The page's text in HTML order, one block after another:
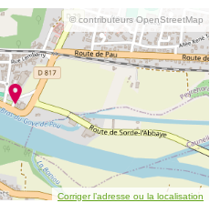
© contributeurs OpenStreetMap
Corriger l’adresse ou la localisation